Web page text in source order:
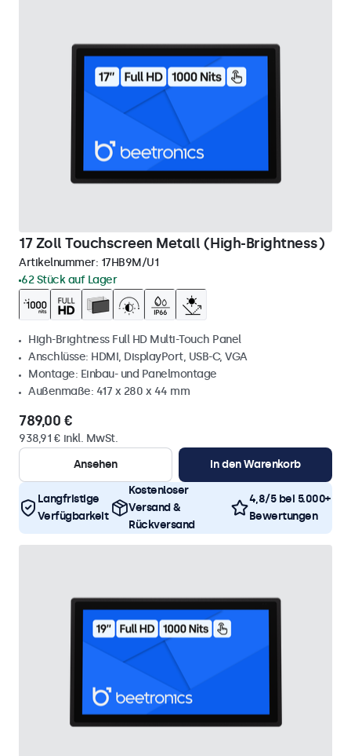
17 Zoll Touchscreen Metall (High-Brightness)
Artikelnummer: 17HB9M/U1
62 Stück auf Lager
High-Brightness Full HD Multi-Touch Panel
Anschlüsse: HDMI, DisplayPort, USB-C, VGA
Montage: Einbau- und Panelmontage
Außenmaße: 417 x 280 x 44 mm
789,00 €
938,91 € inkl. MwSt.
Ansehen
In den Warenkorb
Langfristige
Verfügbarkeit
Kostenloser
Versand &
Rückversand
4,8/5 bei 5.000+
Bewertungen